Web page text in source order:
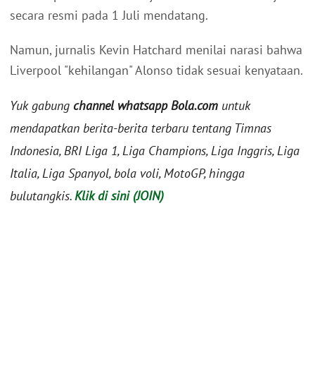
secara resmi pada 1 Juli mendatang.
Namun, jurnalis Kevin Hatchard menilai narasi bahwa
Liverpool "kehilangan" Alonso tidak sesuai kenyataan.
Yuk gabung channel whatsapp Bola.com untuk
mendapatkan berita-berita terbaru tentang Timnas
Indonesia, BRI Liga 1, Liga Champions, Liga Inggris, Liga
Italia, Liga Spanyol, bola voli, MotoGP, hingga
bulutangkis.Klik di sini (JOIN)